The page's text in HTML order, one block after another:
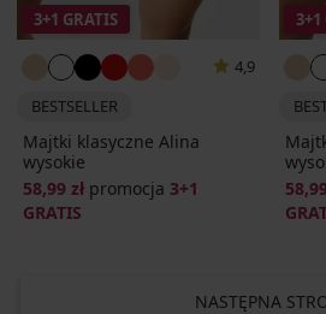
3+1 GRATIS
4,9
BESTSELLER
Majtki klasyczne Alina
wysokie
58,99 zł promocja 3+1
GRATIS
3+1
NASTĘPNA